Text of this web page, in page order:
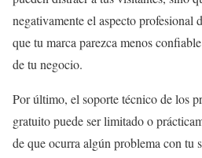
negativamente el aspecto profesional
que tu marca parezca menos
de tu negocio.
Por último, el soporte técnico de los
gratuito puede ser limitado o
de que ocurra algún problema con tu